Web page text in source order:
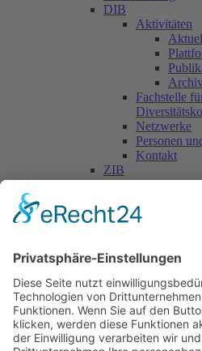
DIB
Aktivitäten
Fachstelle
Netzwerke
Personen
Kontakt
ZIB
Päd. Praktische
Personen
Nationale
L.E.V.
Nachlese
Soziales
Materialien
Personen